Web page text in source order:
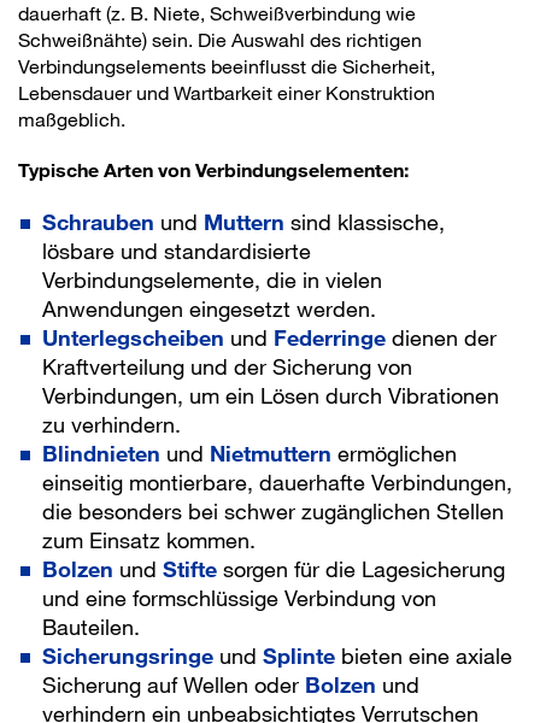
dauerhaft (z. B. Niete, Schweißverbindung wie
Schweißnähte) sein. Die Auswahl des richtigen
Verbindungselements beeinflusst die Sicherheit,
Lebensdauer und Wartbarkeit einer Konstruktion
maßgeblich.
Typische Arten von Verbindungselementen:
Schrauben und Muttern sind klassische,
lösbare und standardisierte
Verbindungselemente, die in vielen
Anwendungen eingesetzt werden.
Unterlegscheiben und Federringe dienen der
Kraftverteilung und der Sicherung von
Verbindungen, um ein Lösen durch Vibrationen
zu verhindern.
Blindnieten und Nietmuttern ermöglichen
einseitig montierbare, dauerhafte Verbindungen,
die besonders bei schwer zugänglichen Stellen
zum Einsatz kommen.
Bolzen und Stifte sorgen für die Lagesicherung
und eine formschlüssige Verbindung von
Bauteilen.
Sicherungsringe und Splinte bieten eine axiale
Sicherung auf Wellen oder Bolzen und
verhindern ein unbeabsichtigtes Verrutschen